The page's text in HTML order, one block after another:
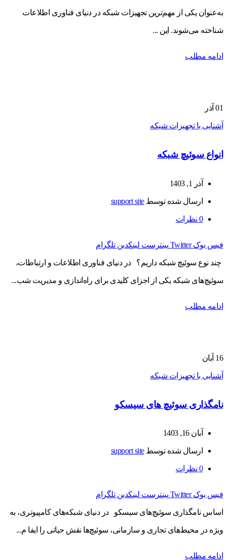
به‌عنوان یکی از مهم‌ترین تجهیزات شبکه در دنیای فناوری اطلاعات
شناخته می‌شوند. این ...
ادامه مطلب
01 آذر
آشنایی با تجهیزات شبکه
انواع سوئیچ شبکه
آذر 1, 1403
ارسال شده توسطsupport site
0 نظرات
فیس بوک Twitter پینترست لینکدین تلگرام
چند نوع سوئیچ شبکه داریم؟ در دنیای فناوری اطلاعات و ارتباطات،
سوئیچ‌های شبکه یکی از اجزای کلیدی برای راه‌اندازی و مدیریت شب...
ادامه مطلب
16 آبان
آشنایی با تجهیزات شبکه
نامگذاری سوئیچ های سیسکو
آبان 16, 1403
ارسال شده توسطsupport site
0 نظرات
فیس بوک Twitter پینترست لینکدین تلگرام
اساس نامگذاری سوئیچ‌های سیسکو در دنیای شبکه‌های کامپیوتری، به
ویژه در محیط‌های تجاری و سازمانی، سوئیچ‌ها نقش حیاتی را ایفا م...
ادامه مطلب